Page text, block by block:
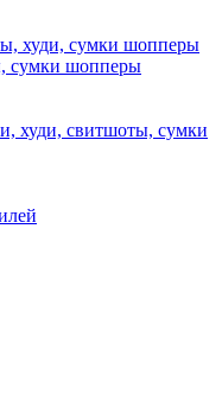
худи, сумки шопперы
сумки шопперы
худи, свитшоты, сумки